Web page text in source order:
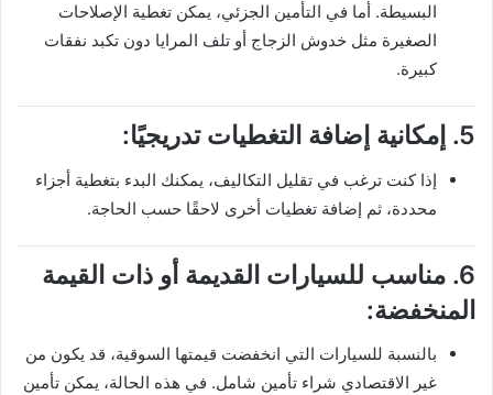
البسيطة. أما في التأمين الجزئي، يمكن تغطية الإصلاحات
الصغيرة مثل خدوش الزجاج أو تلف المرايا دون تكبد نفقات
كبيرة.
5. إمكانية إضافة التغطيات تدريجيًا:
إذا كنت ترغب في تقليل التكاليف، يمكنك البدء بتغطية أجزاء
محددة، ثم إضافة تغطيات أخرى لاحقًا حسب الحاجة.
6. مناسب للسيارات القديمة أو ذات القيمة
المنخفضة:
بالنسبة للسيارات التي انخفضت قيمتها السوقية، قد يكون من
غير الاقتصادي شراء تأمين شامل. في هذه الحالة، يمكن تأمين